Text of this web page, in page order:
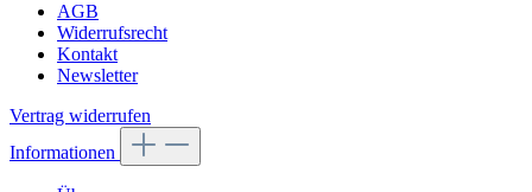
AGB
Widerrufsrecht
Kontakt
Newsletter
Vertrag widerrufen
Informationen